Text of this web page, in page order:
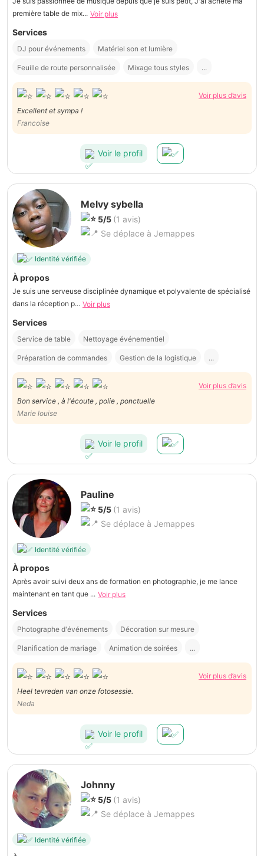
première table de mix... Voir plus
Services
DJ pour événements Matériel son et lumière
Feuille de route personnalisée Mixage tous styles ...
Voir plus d’avis
Excellent et sympa !
Francoise
Voir le profil
Melvy sybella
5/5 (1 avis)
Se déplace à Jemappes
Identité vérifiée
À propos
Je suis une serveuse disciplinée dynamique et polyvalente de spécialisé
dans la réception p... Voir plus
Services
Service de table Nettoyage événementiel
Préparation de commandes Gestion de la logistique ...
Voir plus d’avis
Bon service , à l'écoute , polie , ponctuelle
Marie louise
Voir le profil
Pauline
5/5 (1 avis)
Se déplace à Jemappes
Identité vérifiée
À propos
Après avoir suivi deux ans de formation en photographie, je me lance
maintenant en tant que ... Voir plus
Services
Photographe d'événements Décoration sur mesure
Planification de mariage Animation de soirées ...
Voir plus d’avis
Heel tevreden van onze fotosessie.
Neda
Voir le profil
Johnny
5/5 (1 avis)
Se déplace à Jemappes
Identité vérifiée